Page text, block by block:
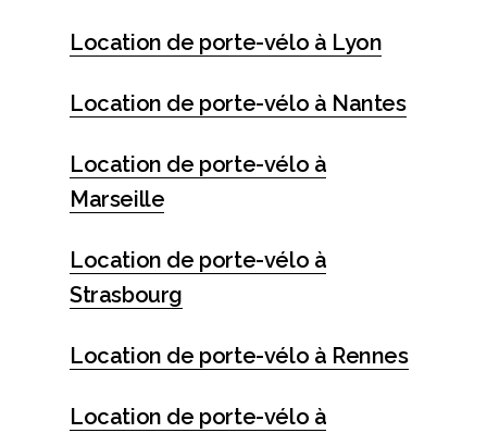
Location de porte-vélo à Lyon
Location de porte-vélo à Nantes
Location de porte-vélo à
Marseille
Location de porte-vélo à
Strasbourg
Location de porte-vélo à Rennes
Location de porte-vélo à